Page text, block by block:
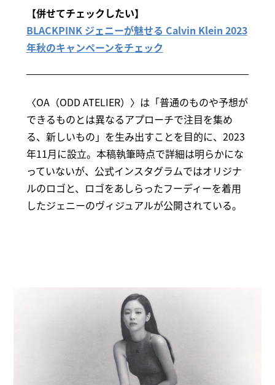
【併せてチェックしたい】
BLACKPINK ジェニーが魅せる Calvin Klein 2023
年秋のキャンペーンをチェック
〈OA（ODD ATELIER）〉は「普通のものや予想が
できるものとは異なるアプローチで注目を集め
る、新しいもの」を生み出すことを目的に、2023
年11月に設立。本稿執筆時点で詳細は明らかにな
っていないが、公式インスタグラムではオリジナ
ルのロゴと、ロゴをあしらったフーディーを着用
したジェニーのヴィジュアルが公開されている。